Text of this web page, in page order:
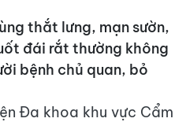
thắt lưng, mạn sườn,
đái rắt thường không
bệnh chủ quan, bỏ
Đa khoa khu vực Cẩm